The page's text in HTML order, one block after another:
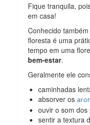
Fique tranquila,
em casa!
Conhecido
floresta é uma
tempo em uma
bem-estar.
Geralmente ele
caminhadas
absorver os
ouvir o som dos
sentir a textura